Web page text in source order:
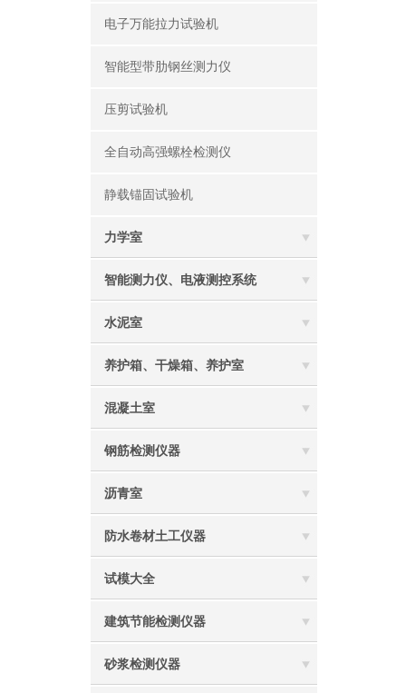
电子万能拉力试验机
智能型带肋钢丝测力仪
压剪试验机
全自动高强螺栓检测仪
静载锚固试验机
力学室
智能测力仪、电液测控系统
水泥室
养护箱、干燥箱、养护室
混凝土室
钢筋检测仪器
沥青室
防水卷材土工仪器
试模大全
建筑节能检测仪器
砂浆检测仪器